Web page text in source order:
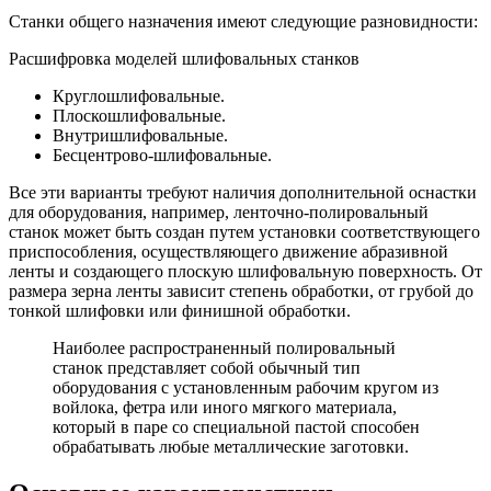
Станки общего назначения имеют следующие разновидности:
Расшифровка моделей шлифовальных станков
Круглошлифовальные.
Плоскошлифовальные.
Внутришлифовальные.
Бесцентрово-шлифовальные.
Все эти варианты требуют наличия дополнительной оснастки
для оборудования, например, ленточно-полировальный
станок может быть создан путем установки соответствующего
приспособления, осуществляющего движение абразивной
ленты и создающего плоскую шлифовальную поверхность. От
размера зерна ленты зависит степень обработки, от грубой до
тонкой шлифовки или финишной обработки.
Наиболее распространенный полировальный
станок представляет собой обычный тип
оборудования с установленным рабочим кругом из
войлока, фетра или иного мягкого материала,
который в паре со специальной пастой способен
обрабатывать любые металлические заготовки.